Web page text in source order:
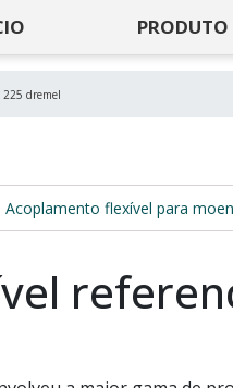
PRODUTO
dremel
Acoplamento flexível para